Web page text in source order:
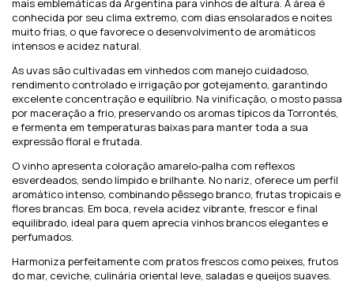
mais emblemáticas da Argentina para vinhos de altura. A área é
conhecida por seu clima extremo, com dias ensolarados e noites
muito frias, o que favorece o desenvolvimento de aromáticos
intensos e acidez natural.
As uvas são cultivadas em vinhedos com manejo cuidadoso,
rendimento controlado e irrigação por gotejamento, garantindo
excelente concentração e equilíbrio. Na vinificação, o mosto passa
por maceração a frio, preservando os aromas típicos da Torrontés,
e fermenta em temperaturas baixas para manter toda a sua
expressão floral e frutada.
O vinho apresenta coloração amarelo-palha com reflexos
esverdeados, sendo límpido e brilhante. No nariz, oferece um perfil
aromático intenso, combinando pêssego branco, frutas tropicais e
flores brancas. Em boca, revela acidez vibrante, frescor e final
equilibrado, ideal para quem aprecia vinhos brancos elegantes e
perfumados.
Harmoniza perfeitamente com pratos frescos como peixes, frutos
do mar, ceviche, culinária oriental leve, saladas e queijos suaves.